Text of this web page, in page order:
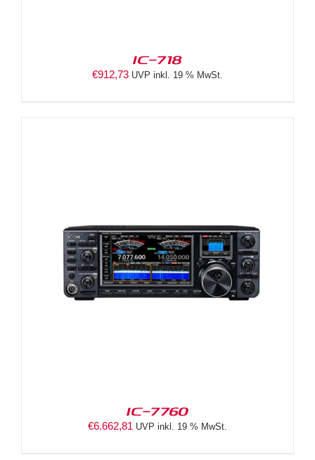
IC-718
€912,73 UVP inkl. 19 % MwSt.
IC-7760
€6.662,81 UVP inkl. 19 % MwSt.